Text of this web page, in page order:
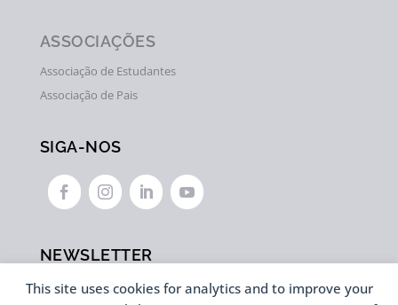
This site uses cookies for analytics and to improve your
ASSOCIAÇÕES
Associação de Estudantes
Associação de Pais
SIGA-NOS
   
NEWSLETTER